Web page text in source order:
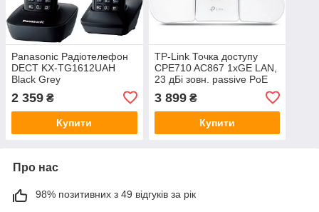
Panasonic Радіотелефон
DECT KX-TG1612UAH
Black Grey
2 359 ₴
Купити
TP-Link Точка доступу
CPE710 AC867 1xGE LAN,
23 дБі зовн. passive PoE
3 899₴
Купити
Про нас
98% позитивних з 49 відгуків за рік